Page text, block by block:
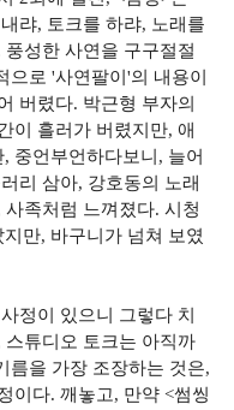
랴, 토크를 하랴, 노래를
성한 사연을 구구절절
으로 '사연팔이'의 내용이
버렸다. 박근형 부자의
이 흘러가 버렸지만, 애
중언부언하다보니, 늘어
리 삼아, 강호동의 노래
족처럼 느껴졌다. 시청
만, 바구니가 넘쳐 보였
정이 있으니 그렇다 치
튜디오 토크는 아직까
름을 가장 조장하는 것은,
이다. 깨놓고, 만약 <썸씽